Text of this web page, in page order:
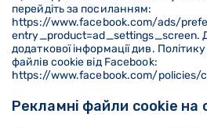
перейдіть за посиланням:
https://www.facebook.com/ads/
entry_product=ad_settings_screen.
додаткової інформації див.
файлів cookie від Facebook:
https://www.facebook.com/policies/
Рекламні файли cookie на